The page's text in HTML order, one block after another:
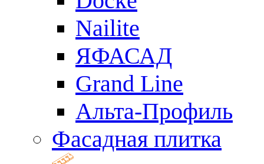
Nailite
ЯФАСАД
Grand Line
Альта-Профиль
Фасадная плитка